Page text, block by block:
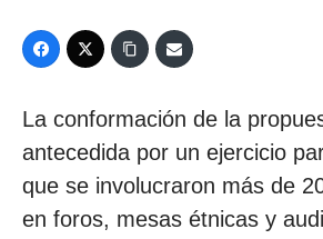
La conformación de la
antecedida por un ejercicio
que se involucraron más de
en foros, mesas étnicas y